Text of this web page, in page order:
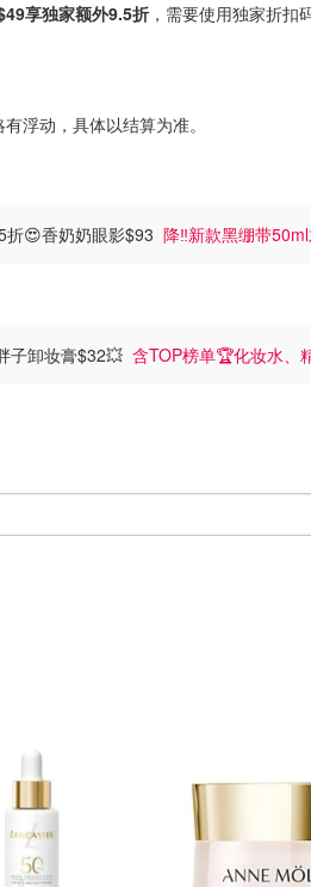
享独家额外9.5折 ，需要使用独家折扣
浮动，具体以结算为准。
折😍香奶奶眼影$93 降‼️新款黑绷带
子卸妆膏$32💥 含TOP榜单🏆化妆水、